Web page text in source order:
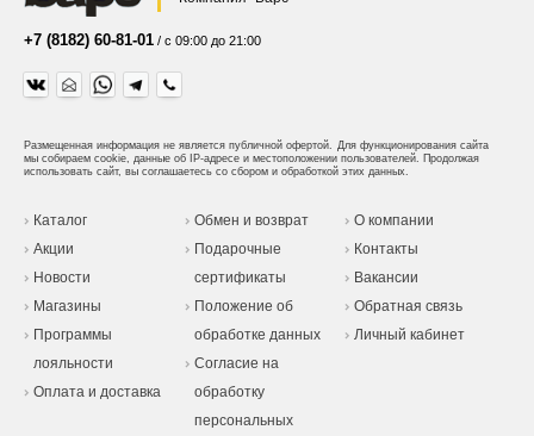
+7 (8182) 60-81-01 / с 09:00 до 21:00
Размещенная информация не является публичной офертой. Для функционирования сайта
мы собираем cookie, данные об IP-адресе и местоположении пользователей. Продолжая
использовать сайт, вы соглашаетесь со сбором и обработкой этих данных.
Каталог
Акции
Новости
Магазины
Программы
лояльности
Оплата и доставка
Обмен и возврат
Подарочные
сертификаты
Положение об
обработке данных
Согласие на
обработку
персональных
О компании
Контакты
Вакансии
Обратная связь
Личный кабинет